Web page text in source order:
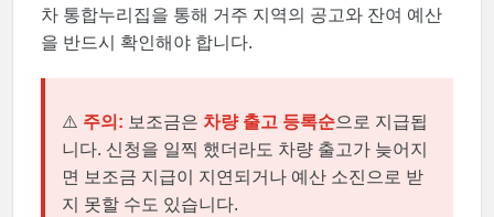
차 통합누리집을 통해 거주 지역의 공고와 잔여 예산
을 반드시 확인해야 합니다.
⚠️ 주의: 보조금은 차량 출고 등록순으로 지급됩
니다. 신청을 일찍 했더라도 차량 출고가 늦어지
면 보조금 지급이 지연되거나 예산 소진으로 받
지 못할 수도 있습니다.